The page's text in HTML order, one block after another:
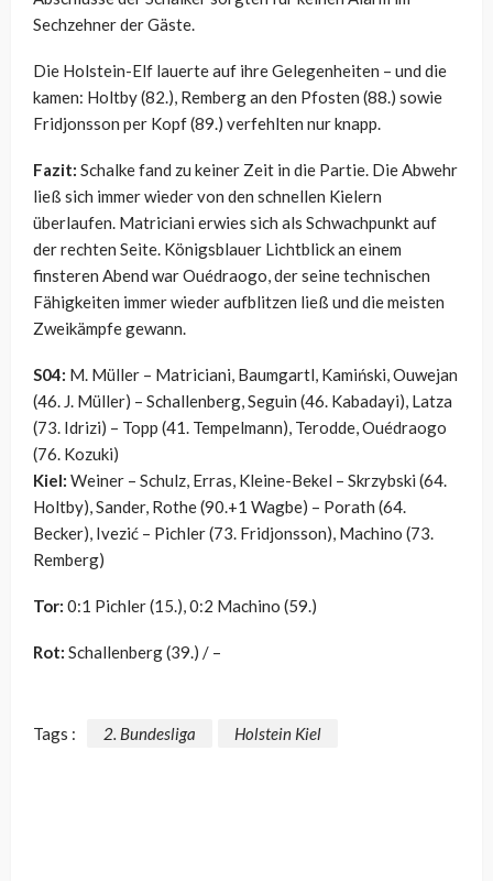
Sechzehner der Gäste.
Die Holstein-Elf lauerte auf ihre Gelegenheiten – und die
kamen: Holtby (82.), Remberg an den Pfosten (88.) sowie
Fridjonsson per Kopf (89.) verfehlten nur knapp.
Fazit: Schalke fand zu keiner Zeit in die Partie. Die Abwehr
ließ sich immer wieder von den schnellen Kielern
überlaufen. Matriciani erwies sich als Schwachpunkt auf
der rechten Seite. Königsblauer Lichtblick an einem
finsteren Abend war Ouédraogo, der seine technischen
Fähigkeiten immer wieder aufblitzen ließ und die meisten
Zweikämpfe gewann.
S04: M. Müller – Matriciani, Baumgartl, Kamiński, Ouwejan
(46. J. Müller) – Schallenberg, Seguin (46. Kabadayi), Latza
(73. Idrizi) – Topp (41. Tempelmann), Terodde, Ouédraogo
(76. Kozuki)
Kiel: Weiner – Schulz, Erras, Kleine-Bekel – Skrzybski (64.
Holtby), Sander, Rothe (90.+1 Wagbe) – Porath (64.
Becker), Ivezić – Pichler (73. Fridjonsson), Machino (73.
Remberg)
Tor: 0:1 Pichler (15.), 0:2 Machino (59.)
Rot: Schallenberg (39.) / –
Tags : 2. Bundesliga Holstein Kiel